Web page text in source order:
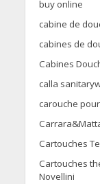
buy online
cabine de
cabines de
Cabines
calla
carouche
Cartouches
Cartouches
Novellini